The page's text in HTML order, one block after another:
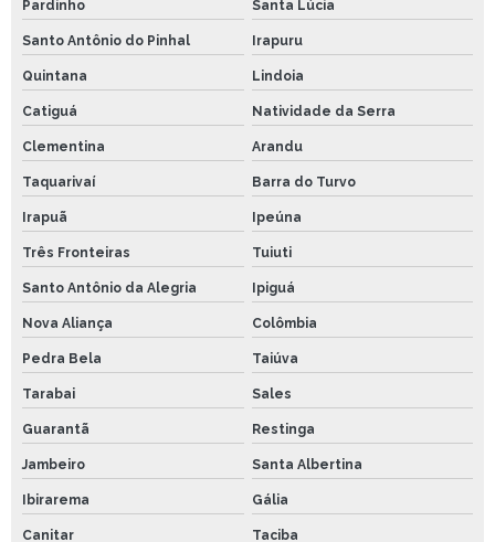
Pardinho Santa Lúcia
Santo Antônio do Pinhal Irapuru
Quintana Lindoia
Catiguá Natividade da Serra
Clementina Arandu
Taquarivaí Barra do Turvo
Irapuã Ipeúna
Três Fronteiras Tuiuti
Santo Antônio da Alegria Ipiguá
Nova Aliança Colômbia
Pedra Bela Taiúva
Tarabai Sales
Guarantã Restinga
Jambeiro Santa Albertina
Ibirarema Gália
Canitar Taciba